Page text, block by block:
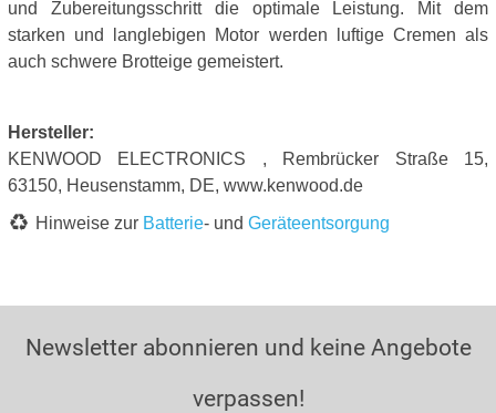
und Zubereitungsschritt die optimale Leistung. Mit dem
starken und langlebigen Motor werden luftige Cremen als
auch schwere Brotteige gemeistert.
Hersteller:
KENWOOD ELECTRONICS , Rembrücker Straße 15,
63150, Heusenstamm, DE, www.kenwood.de
Hinweise zur Batterie- und Geräteentsorgung
Newsletter abonnieren und keine Angebote
verpassen!